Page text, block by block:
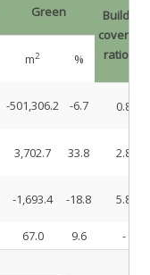
Green
Building
coverage
ratio(%)
m2 %
-501,306.2 -6.7 0.8
3,702.7 33.8 2.8
-1,693.4 -18.8 5.8
67.0 9.6 -